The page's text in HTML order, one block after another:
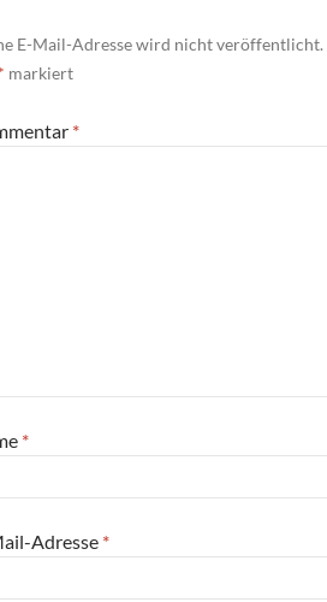
E-Mail-Adresse wird nicht veröffentlicht.
* markiert
*
*
Adresse *